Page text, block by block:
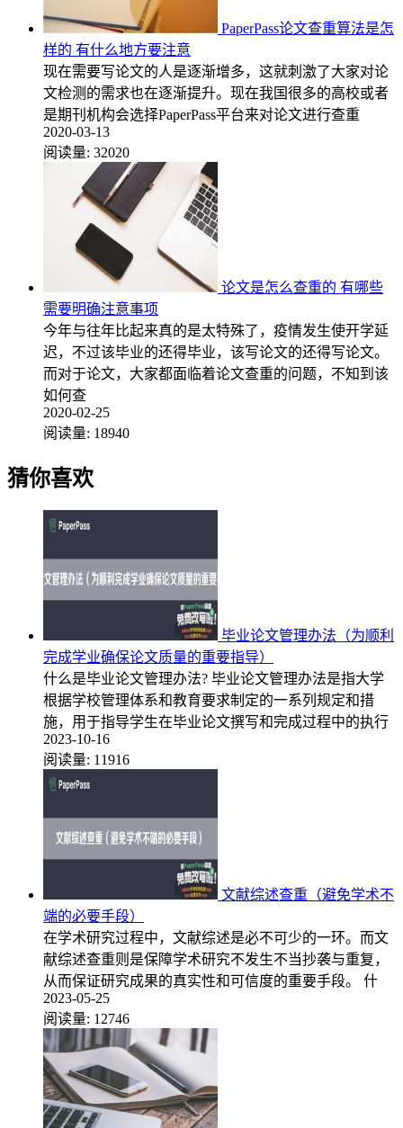
PaperPass论文查重算法是怎
样的 有什么地方要注意
现在需要写论文的人是逐渐增多，这就刺激了大家对论
文检测的需求也在逐渐提升。现在我国很多的高校或者
是期刊机构会选择PaperPass平台来对论文进行查重
2020-03-13
阅读量: 32020
论文是怎么查重的 有哪些
需要明确注意事项
今年与往年比起来真的是太特殊了，疫情发生使开学延
迟，不过该毕业的还得毕业，该写论文的还得写论文。
而对于论文，大家都面临着论文查重的问题，不知到该
如何查
2020-02-25
阅读量: 18940
猜你喜欢
毕业论文管理办法（为顺利
完成学业确保论文质量的重要指导）
什么是毕业论文管理办法? 毕业论文管理办法是指大学
根据学校管理体系和教育要求制定的一系列规定和措
施，用于指导学生在毕业论文撰写和完成过程中的执行
2023-10-16
阅读量: 11916
文献综述查重（避免学术不
端的必要手段）
在学术研究过程中，文献综述是必不可少的一环。而文
献综述查重则是保障学术研究不发生不当抄袭与重复，
从而保证研究成果的真实性和可信度的重要手段。 什
2023-05-25
阅读量: 12746